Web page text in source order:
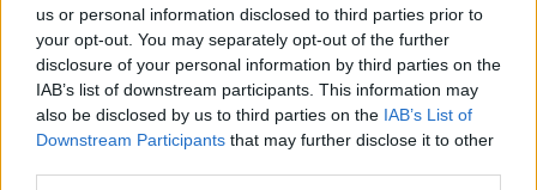
us or personal information disclosed to third parties prior to
your opt-out. You may separately opt-out of the further
disclosure of your personal information by third parties on the
IAB’s list of downstream participants. This information may
also be disclosed by us to third parties on the IAB’s List of
Downstream Participants that may further disclose it to other
Apie „Psichozės labirintą“ kalbėjo ir laikinai
einantis sveikatos apsaugos ministro
pareigas Krašto apsaugos ministras Juozas
Olekas. Jis pripažino, kad psichikos sutrikimai